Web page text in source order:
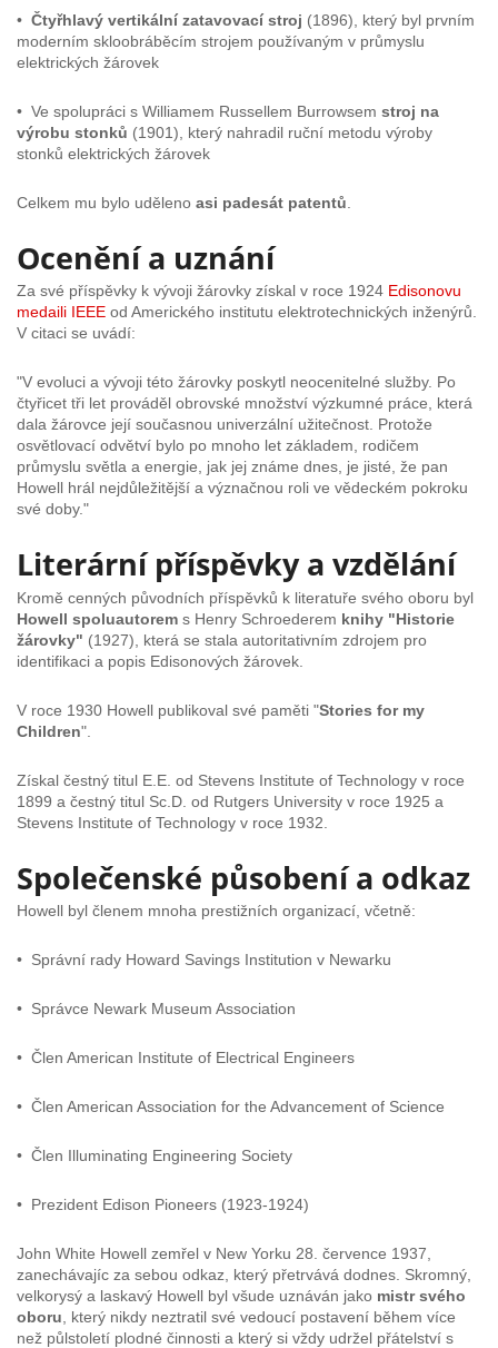
• Čtyřhlavý vertikální zatavovací stroj (1896), který byl prvním
moderním skloobráběcím strojem používaným v průmyslu
elektrických žárovek
• Ve spolupráci s Williamem Russellem Burrowsem stroj na
výrobu stonků (1901), který nahradil ruční metodu výroby
stonků elektrických žárovek
Celkem mu bylo uděleno asi padesát patentů
Ocenění a uznání
Za své příspěvky k vývoji žárovky získal v roce 1924 Edisonovu
medaili IEEE od Amerického institutu elektrotechnických inženýrů.
V citaci se uvádí:
"V evoluci a vývoji této žárovky poskytl neocenitelné služby. Po
čtyřicet tři let prováděl obrovské množství výzkumné práce, která
dala žárovce její současnou univerzální užitečnost. Protože
osvětlovací odvětví bylo po mnoho let základem, rodičem
průmyslu světla a energie, jak jej známe dnes, je jisté, že pan
Howell hrál nejdůležitější a význačnou roli ve vědeckém pokroku
své doby."
Literární příspěvky a vzdělání
Kromě cenných původních příspěvků k literatuře svého oboru byl
Howell spoluautorem s Henry Schroederem knihy "Historie
žárovky" (1927), která se stala autoritativním zdrojem pro
identifikaci a popis Edisonových žárovek.
V roce 1930 Howell publikoval své paměti "Stories for my
Children".
Získal čestný titul E.E. od Stevens Institute of Technology v roce
1899 a čestný titul Sc.D. od Rutgers University v roce 1925 a
Stevens Institute of Technology v roce 1932.
Společenské působení a odkaz
Howell byl členem mnoha prestižních organizací, včetně:
• Správní rady Howard Savings Institution v Newarku
• Správce Newark Museum Association
• Člen American Institute of Electrical Engineers
• Člen American Association for the Advancement of Science
• Člen Illuminating Engineering Society
• Prezident Edison Pioneers (1923-1924)
John White Howell zemřel v New Yorku 28. července 1937,
zanechávajíc za sebou odkaz, který přetrvává dodnes. Skromný,
velkorysý a laskavý Howell byl všude uznáván jako mistr svého
oboru , který nikdy neztratil své vedoucí postavení během více
než půlstoletí plodné činnosti a který si vždy udržel přátelství s